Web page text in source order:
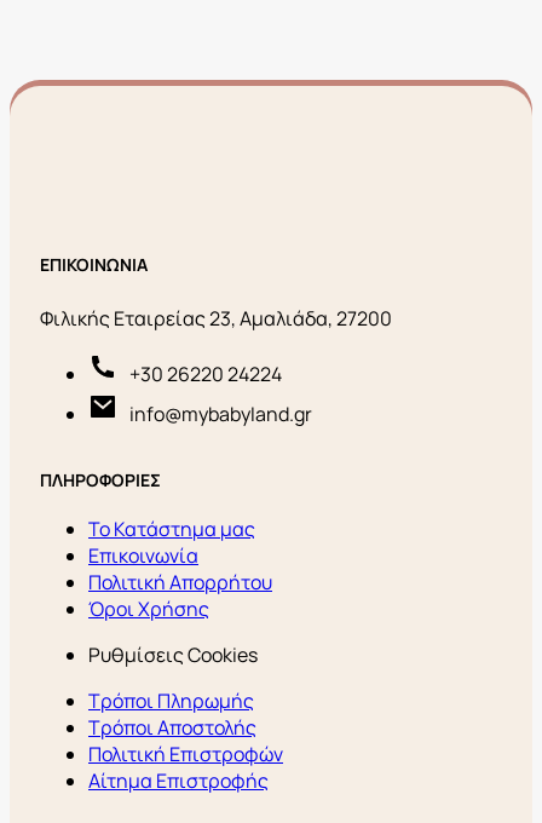
ΕΠΙΚΟΙΝΩΝΙΑ
Φιλικής Εταιρείας 23, Αμαλιάδα, 27200
+30 26220 24224
info@mybabyland.gr
ΠΛΗΡΟΦΟΡΙΕΣ
Το Κατάστημα μας
Επικοινωνία
Πολιτική Απορρήτου
Όροι Χρήσης
Ρυθμίσεις Cookies
Τρόποι Πληρωμής
Τρόποι Αποστολής
Πολιτική Επιστροφών
Αίτημα Επιστροφής